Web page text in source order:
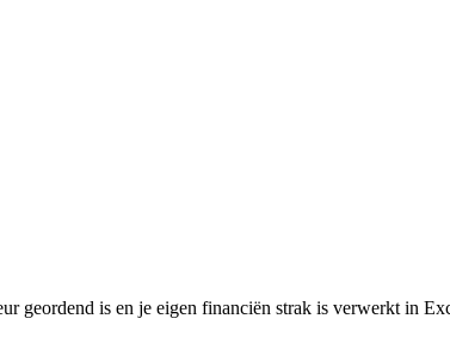
geordend is en je eigen financiën strak is verwerkt in